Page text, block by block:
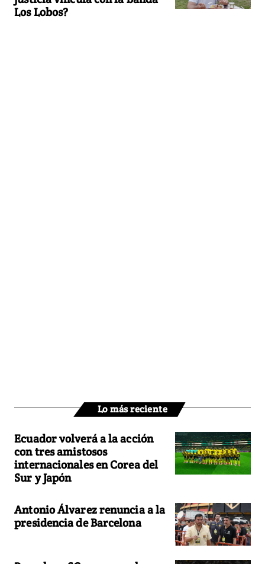
Los Lobos?
Lo más reciente
Ecuador volverá a la acción
con tres amistosos
internacionales en Corea del
Sur y Japón
Antonio Álvarez renuncia a la
presidencia de Barcelona